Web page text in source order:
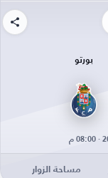
بورتو
مساحة الزوار